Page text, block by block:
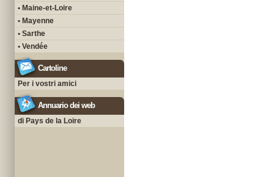
• Maine-et-Loire
• Mayenne
• Sarthe
• Vendée
Cartoline
Per i vostri amici
Annuario dei web
di Pays de la Loire